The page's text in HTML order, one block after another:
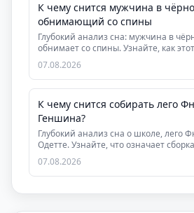
К чему снится мужчина в
обнимающий со спины
Глубокий анализ сна: мужчина в
обнимает со спины. Узнайте, как
сон ...
07.08.2026
К чему снится собирать лего
Геншина?
Глубокий анализ сна о школе, лего
Одетте. Узнайте, что означает
07.08.2026